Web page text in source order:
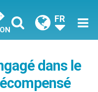
FR
dans le